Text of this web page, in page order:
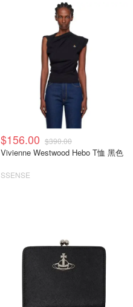
$156.00 $390.00
Vivienne Westwood Hebo T恤 黑色
SSENSE